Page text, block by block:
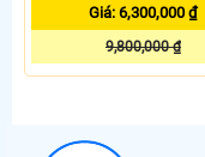
Giá: 6,300,000 ₫
9,800,000 ₫